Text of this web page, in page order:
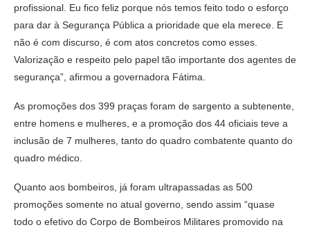
profissional. Eu fico feliz porque nós temos feito todo o esforço
para dar à Segurança Pública a prioridade que ela merece. E
não é com discurso, é com atos concretos como esses.
Valorização e respeito pelo papel tão importante dos agentes de
segurança”, afirmou a governadora Fátima.
As promoções dos 399 praças foram de sargento a subtenente,
entre homens e mulheres, e a promoção dos 44 oficiais teve a
inclusão de 7 mulheres, tanto do quadro combatente quanto do
quadro médico.
Quanto aos bombeiros, já foram ultrapassadas as 500
promoções somente no atual governo, sendo assim “quase
todo o efetivo do Corpo de Bombeiros Militares promovido na